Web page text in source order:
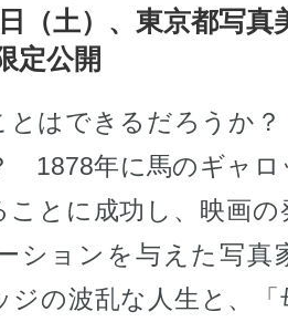
（土）、東京都写真
定公開
とはできるだろうか
1878年に馬のギャロ
ことに成功し、映画の
ションを与えた写真
ジの波乱な人生と、